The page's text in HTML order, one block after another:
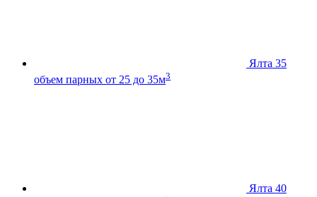
Ялта 35
объем парных от 25 до 35м3
Ялта 40